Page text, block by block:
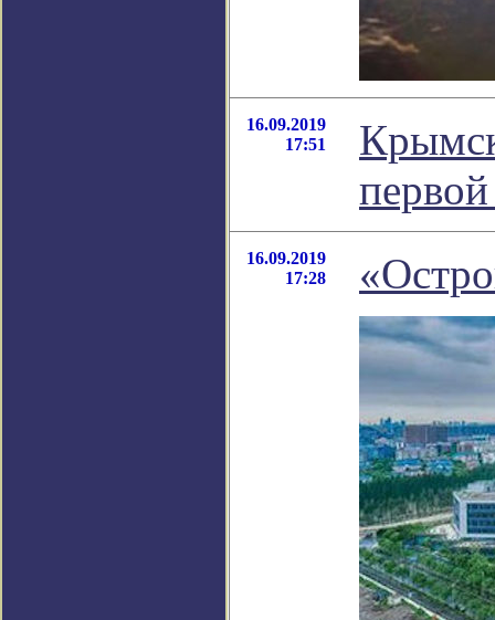
16.09.2019
17:51
16.09.2019
17:28